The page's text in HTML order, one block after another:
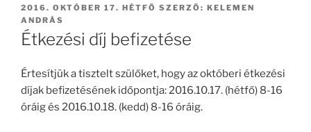
BEKÜLDVE:
2016. OKTÓBER 17. HÉTFŐ SZERZŐ: KELEMEN
ANDRÁS
Étkezési díj befizetése
Értesítjük a tisztelt szülőket, hogy az októberi étkezési
díjak befizetésének időpontja: 2016.10.17. (hétfő) 8-16
óráig és 2016.10.18. (kedd) 8-16 óráig.